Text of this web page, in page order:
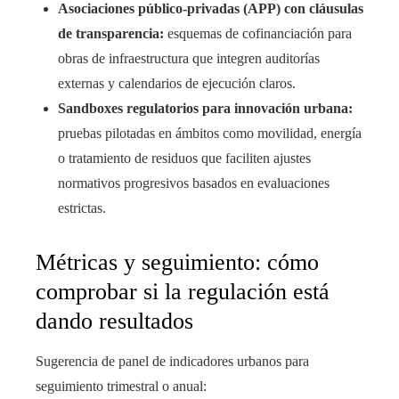
Asociaciones público-privadas (APP) con cláusulas
de transparencia: esquemas de cofinanciación para
obras de infraestructura que integren auditorías
externas y calendarios de ejecución claros.
Sandboxes regulatorios para innovación urbana:
pruebas pilotadas en ámbitos como movilidad, energía
o tratamiento de residuos que faciliten ajustes
normativos progresivos basados en evaluaciones
estrictas.
Métricas y seguimiento: cómo
comprobar si la regulación está
dando resultados
Sugerencia de panel de indicadores urbanos para
seguimiento trimestral o anual: